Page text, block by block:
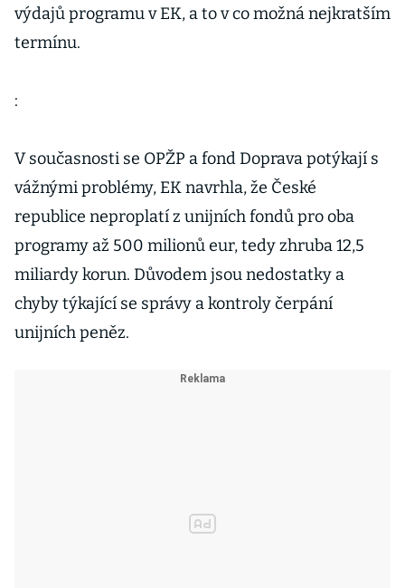
výdajů programu v EK, a to v co možná nejkratším
termínu.
:
V současnosti se OPŽP a fond Doprava potýkají s
vážnými problémy, EK navrhla, že České
republice neproplatí z unijních fondů pro oba
programy až 500 milionů eur, tedy zhruba 12,5
miliardy korun. Důvodem jsou nedostatky a
chyby týkající se správy a kontroly čerpání
unijních peněz.